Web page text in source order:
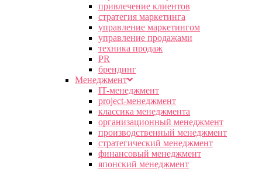
привлечение клиентов
стратегия маркетинга
управление маркетингом
управление продажами
техника продаж
PR
брендинг
Менеджмент
IT-менеджмент
project-менеджмент
классика менеджмента
организационный менеджмент
производственный менеджмент
стратегический менеджмент
финансовый менеджмент
японский менеджмент